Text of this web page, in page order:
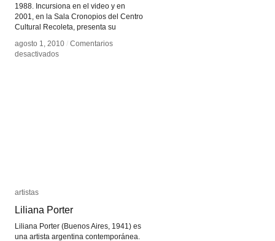
1988. Incursiona en el video y en
2001, en la Sala Cronopios del Centro
Cultural Recoleta, presenta su
agosto 1, 2010 / Comentarios
desactivadosen
agosto 1, 2010 / Comentarios
desactivadosen
artistas
Liliana Porter
Liliana Porter (Buenos Aires, 1941) es
una artista argentina contemporánea.
artistas
Liliana Porter